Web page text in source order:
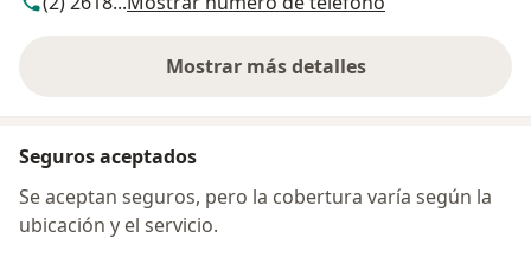
Mostrar más detalles
sobre la dirección
Seguros aceptados
Se aceptan seguros, pero la cobertura varía según la
ubicación y el servicio.